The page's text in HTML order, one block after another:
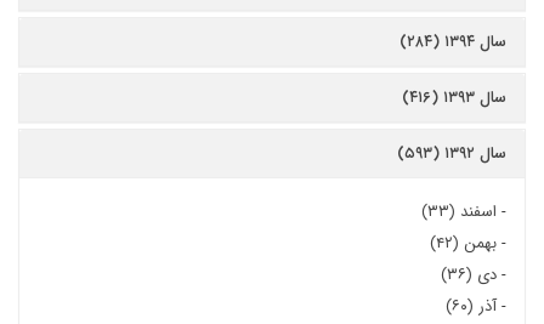
سال ۱۳۹۴ (۲۸۴)
سال ۱۳۹۳ (۴۱۶)
سال ۱۳۹۲ (۵۹۳)
- اسفند (۳۳)
-بهمن (۴۲)
-دی (۳۶)
-آذر (۶۰)